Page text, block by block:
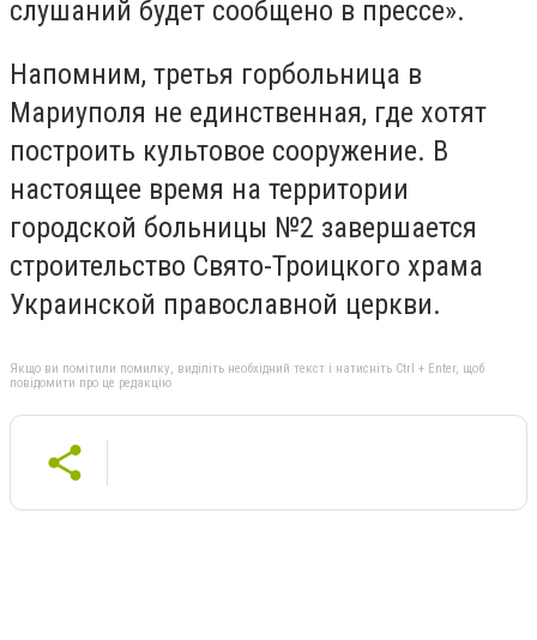
слушаний будет сообщено в прессе».
Напомним, третья горбольница в
Мариуполя не единственная, где хотят
построить культовое сооружение. В
настоящее время на территории
городской больницы №2 завершается
строительство Свято-Троицкого храма
Украинской православной церкви.
Якщо ви помітили помилку, виділіть необхідний текст і натисніть Ctrl + Enter, щоб
повідомити про це редакцію